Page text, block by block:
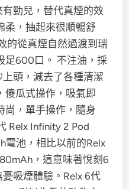
勁兒，替代真煙的效
柔，抽起來很順暢舒
的從真煙自然過渡到瑞
足600口。 不注油，採
頭，減去了各種清潔
傻瓜式操作，吸氣即
尚，單手操作，隨身
Relx Infinity 2 Pod
電池，相比以前的Relx
，這意味著悅刻6
吸煙體驗。Relx 6代